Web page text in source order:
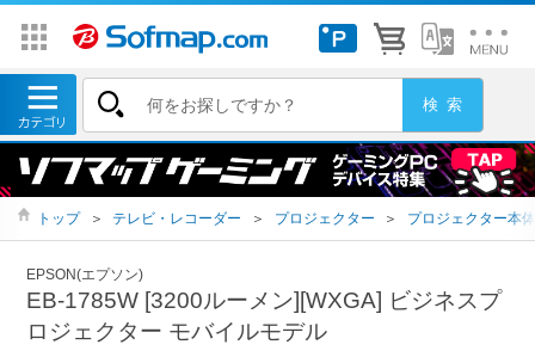
トップ ＞ テレビ・レコーダー ＞ プロジェクター ＞ プロジェクター本体
EPSON(エプソン)
EB-1785W [3200ルーメン][WXGA] ビジネスプ
ロジェクター モバイルモデル